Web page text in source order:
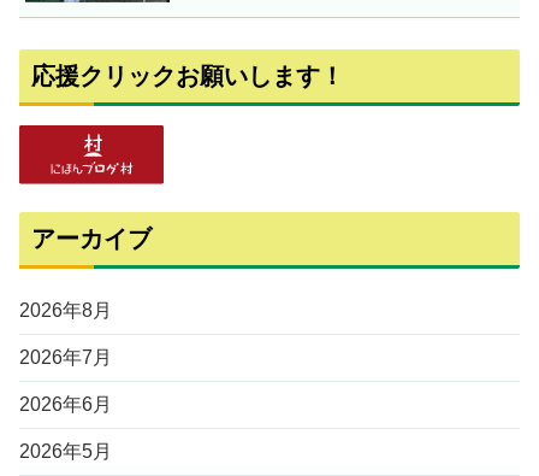
応援クリックお願いします！
アーカイブ
2026年8月
2026年7月
2026年6月
2026年5月